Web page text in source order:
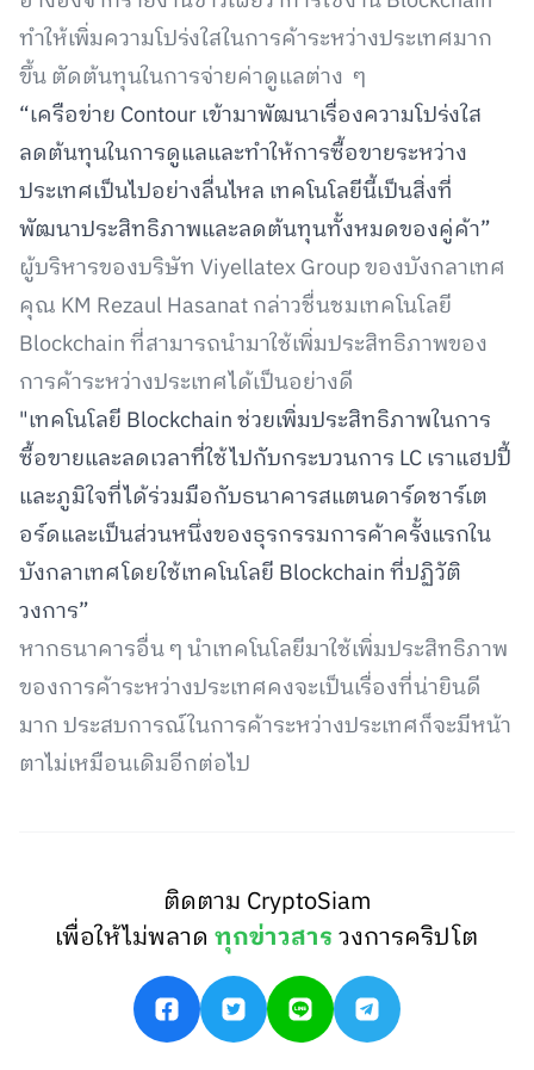
ทำให้เพิ่มความโปร่งใสในการค้าระหว่างประเทศมาก
ขึ้น ตัดต้นทุนในการจ่ายค่าดูแลต่าง ๆ
“เครือข่าย Contour เข้ามาพัฒนาเรื่องความโปร่งใส
ลดต้นทุนในการดูแลและทำให้การซื้อขายระหว่าง
ประเทศเป็นไปอย่างลื่นไหล เทคโนโลยีนี้เป็นสิ่งที่
พัฒนาประสิทธิภาพและลดต้นทุนทั้งหมดของคู่ค้า”
ผู้บริหารของบริษัท Viyellatex Group ของบังกลาเทศ
คุณ KM Rezaul Hasanat กล่าวชื่นชมเทคโนโลยี
Blockchain ที่สามารถนำมาใช้เพิ่มประสิทธิภาพของ
การค้าระหว่างประเทศได้เป็นอย่างดี
"เทคโนโลยี Blockchain ช่วยเพิ่มประสิทธิภาพในการ
ซื้อขายและลดเวลาที่ใช้ไปกับกระบวนการ LC เราแฮปปี้
และภูมิใจที่ได้ร่วมมือกับธนาคารสแตนดาร์ดชาร์เต
อร์ดและเป็นส่วนหนึ่งของธุรกรรมการค้าครั้งแรกใน
บังกลาเทศโดยใช้เทคโนโลยี Blockchain ที่ปฏิวัติ
วงการ”
หากธนาคารอื่น ๆ นำเทคโนโลยีมาใช้เพิ่มประสิทธิภาพ
ของการค้าระหว่างประเทศคงจะเป็นเรื่องที่น่ายินดี
มาก ประสบการณ์ในการค้าระหว่างประเทศก็จะมีหน้า
ตาไม่เหมือนเดิมอีกต่อไป
ติดตาม CryptoSiam
เพื่อให้ไม่พลาดทุกข่าวสารวงการคริปโต